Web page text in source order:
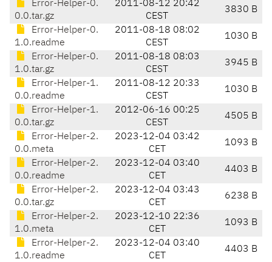
Error-Helper-0.
0.0.tar.gz
2011-08-12 20:42
CEST
3830 B
Error-Helper-0.
1.0.readme
2011-08-18 08:02
CEST
1030 B
Error-Helper-0.
1.0.tar.gz
2011-08-18 08:03
CEST
3945 B
Error-Helper-1.
0.0.readme
2011-08-12 20:33
CEST
1030 B
Error-Helper-1.
0.0.tar.gz
2012-06-16 00:25
CEST
4505 B
Error-Helper-2.
0.0.meta
2023-12-04 03:42
CET
1093 B
Error-Helper-2.
0.0.readme
2023-12-04 03:40
CET
4403 B
Error-Helper-2.
0.0.tar.gz
2023-12-04 03:43
CET
6238 B
Error-Helper-2.
1.0.meta
2023-12-10 22:36
CET
1093 B
Error-Helper-2.
1.0.readme
2023-12-04 03:40
CET
4403 B